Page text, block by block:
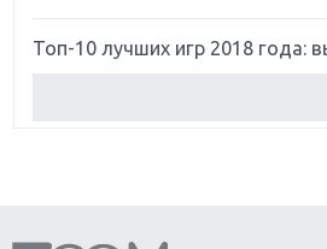
Топ-10 лучших игр 2018 года: